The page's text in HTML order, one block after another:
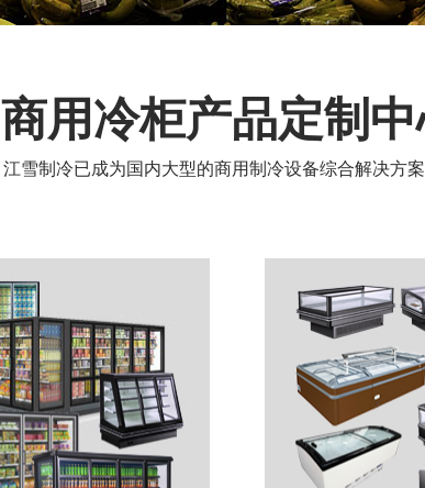
商用冷柜产品定制
江雪制冷已成为国内大型的商用制冷设备综合解决方